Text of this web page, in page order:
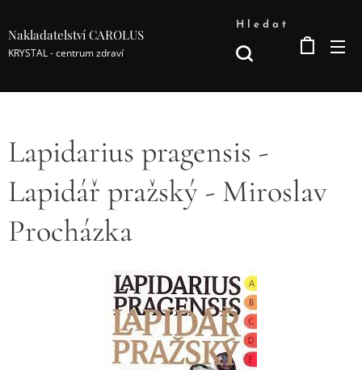
Nakladatelství CAROLUS
KRYSTAL - centrum zdraví
Hledat
Lapidarius pragensis -
Lapidář pražský - Miroslav
Procházka